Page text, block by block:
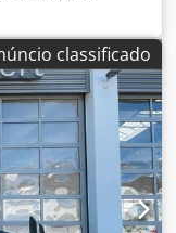
2018, horas de
kW/75 cv],
kg, cilindro com
uso imediato.
uma
Sr. Mihm (Tel. )
podem
e venda prévia!
entre
classificado